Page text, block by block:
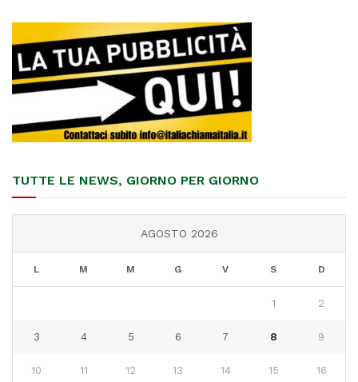
TUTTE LE NEWS, GIORNO PER GIORNO
AGOSTO 2026
L M M G V S D
1 2
3 4 5 6 7 8 9
10 11 12 13 14 15 16